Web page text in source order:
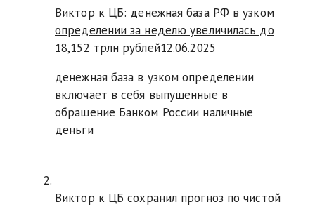
Виктор к ЦБ: денежная база РФ в узком
определении за неделю увеличилась до
18,152 трлн рублей12.06.2025
денежная база в узком определении
включает в себя выпущенные в
обращение Банком России наличные
деньги
Виктор к ЦБ сохранил прогноз по чистой